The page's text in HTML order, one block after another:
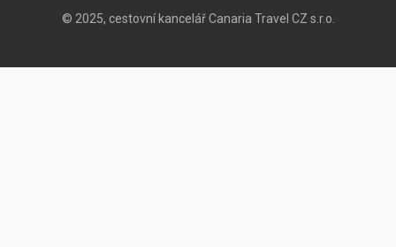
© 2025, cestovní kancelář Canaria Travel CZ s.r.o.